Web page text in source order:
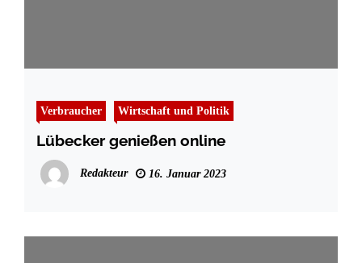
Verbraucher Wirtschaft und Politik
Lübecker genießen online
Redakteur 16. Januar 2023